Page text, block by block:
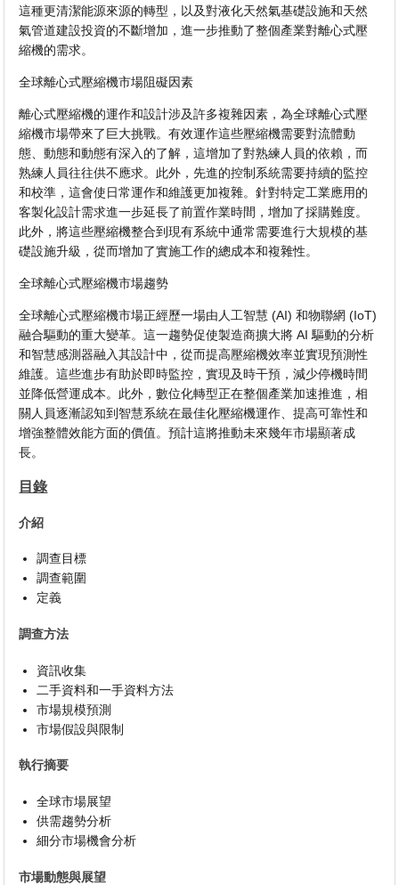
這種更清潔能源來源的轉型，以及對液化天然氣基礎設施和天然
氣管道建設投資的不斷增加，進一步推動了整個產業對離心式壓
縮機的需求。
全球離心式壓縮機市場阻礙因素
離心式壓縮機的運作和設計涉及許多複雜因素，為全球離心式壓
縮機市場帶來了巨大挑戰。有效運作這些壓縮機需要對流體動
態、動態和動態有深入的了解，這增加了對熟練人員的依賴，而
熟練人員往往供不應求。此外，先進的控制系統需要持續的監控
和校準，這會使日常運作和維護更加複雜。針對特定工業應用的
客製化設計需求進一步延長了前置作業時間，增加了採購難度。
此外，將這些壓縮機整合到現有系統中通常需要進行大規模的基
礎設施升級，從而增加了實施工作的總成本和複雜性。
全球離心式壓縮機市場趨勢
全球離心式壓縮機市場正經歷一場由人工智慧 (AI) 和物聯網 (IoT)
融合驅動的重大變革。這一趨勢促使製造商擴大將 AI 驅動的分析
和智慧感測器融入其設計中，從而提高壓縮機效率並實現預測性
維護。這些進步有助於即時監控，實現及時干預，減少停機時間
並降低營運成本。此外，數位化轉型正在整個產業加速推進，相
關人員逐漸認知到智慧系統在最佳化壓縮機運作、提高可靠性和
增強整體效能方面的價值。預計這將推動未來幾年市場顯著成
長。
目錄
介紹
調查目標
調查範圍
定義
調查方法
資訊收集
二手資料和一手資料方法
市場規模預測
市場假設與限制
執行摘要
全球市場展望
供需趨勢分析
細分市場機會分析
市場動態與展望